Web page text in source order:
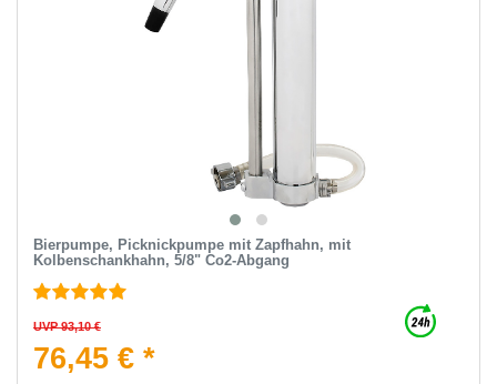
Bierpumpe, Picknickpumpe mit Zapfhahn, mit
Kolbenschankhahn, 5/8" Co2-Abgang
UVP 93,10 €
76,45 € *